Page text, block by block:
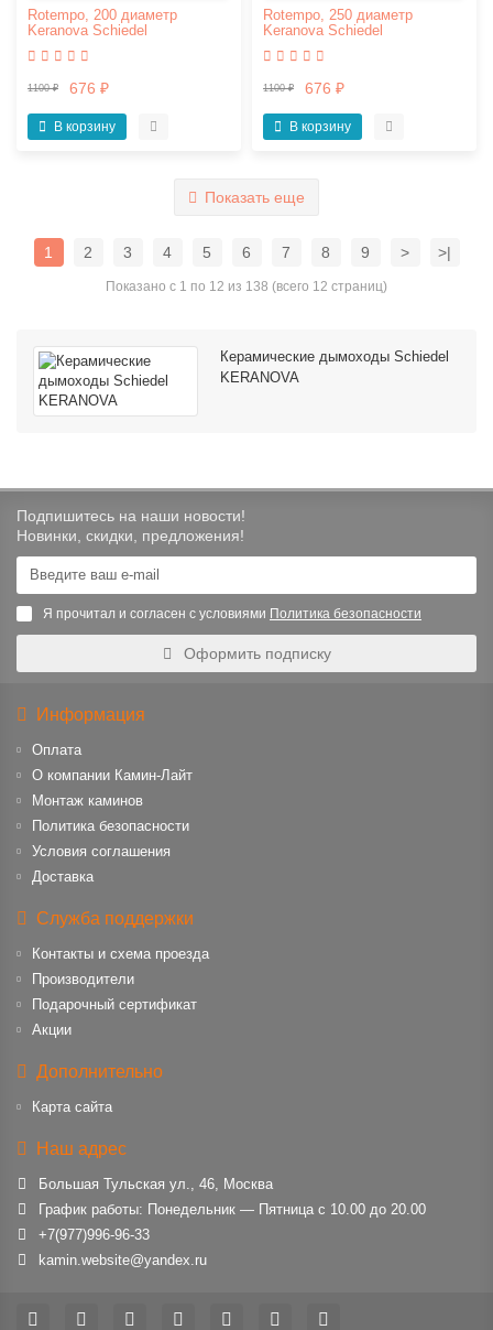
Rotempo, 200 диаметр
Keranova Schiedel
1100 ₽ 676 ₽
В корзину
Rotempo, 250 диаметр
Keranova Schiedel
1100 ₽ 676 ₽
В корзину
Показать еще
1 2 3 4 5 6 7 8 9 > >|
Показано с 1 по 12 из 138 (всего 12 страниц)
Керамические дымоходы Schiedel
KERANOVA
Подпишитесь на наши новости!
Новинки, скидки, предложения!
Я прочитал и согласен с условиями Политика безопасности
Оформить подписку
Информация
Оплата
О компании Камин-Лайт
Монтаж каминов
Политика безопасности
Условия соглашения
Доставка
Служба поддержки
Контакты и схема проезда
Производители
Подарочный сертификат
Акции
Дополнительно
Карта сайта
Наш адрес
Большая Тульская ул., 46, Москва
График работы: Понедельник — Пятница с 10.00 до 20.00
+7(977)996-96-33
kamin.website@yandex.ru